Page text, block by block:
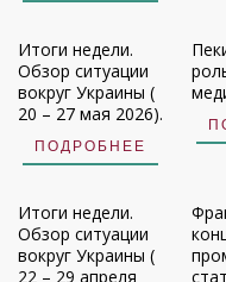
Итоги недели.
Обзор ситуации
вокруг Украины (
20 – 27 мая 2026).
ПОДРОБНЕЕ
Итоги недели.
Обзор ситуации
вокруг Украины (
22 – 29 апреля